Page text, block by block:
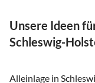
Unsere Ideen
Schleswig-
Alleinlage in